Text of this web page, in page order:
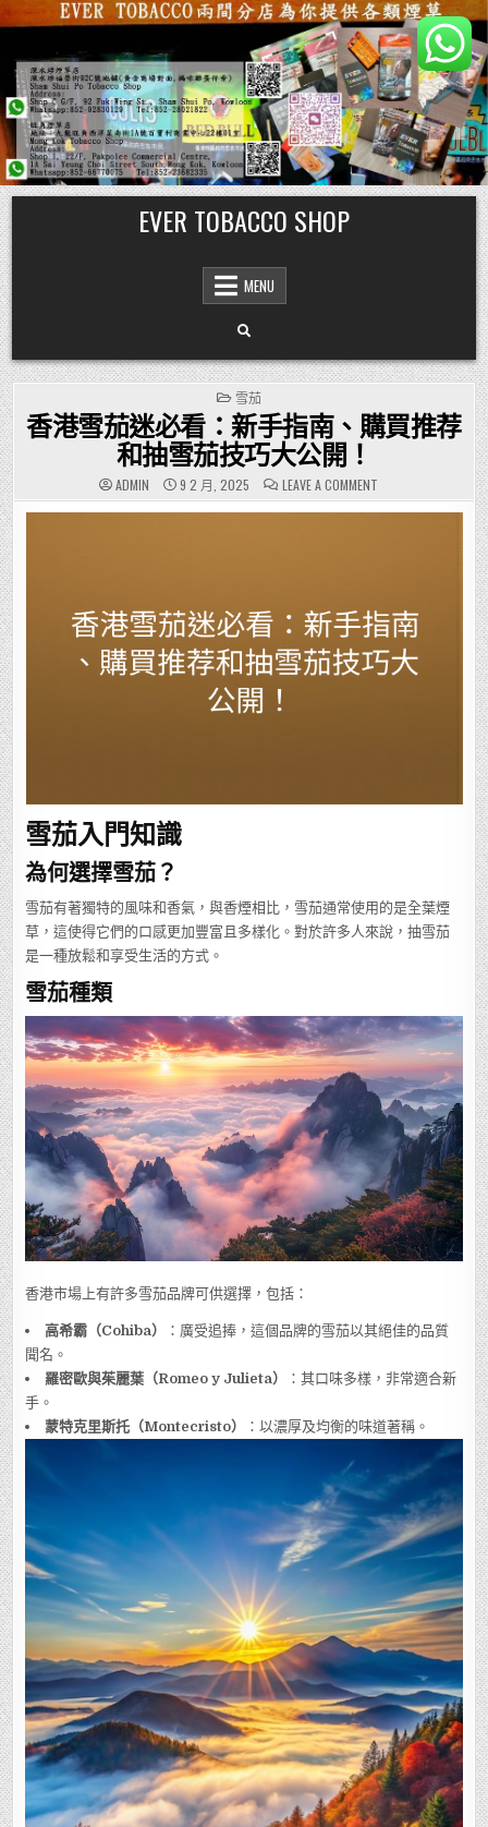
Skip
to
content
EVER TOBACCO SHOP
MENU
POSTED
IN
雪茄
香港雪茄迷必看：新手指南、購買推荐
和抽雪茄技巧大公開！
ADMIN 9 2 月, 2025 LEAVE A COMMENT
香
港
指
南、
購
買
推
荐
雪茄入門知識
為何選擇雪茄？
雪茄有著獨特的風味和香氣，與香煙相比，雪茄通常使用的是全葉煙
草，這使得它們的口感更加豐富且多樣化。對於許多人來說，抽雪茄
是一種放鬆和享受生活的方式。
雪茄種類
香港市場上有許多雪茄品牌可供選擇，包括：
高希霸（Cohiba）
：廣受追捧，這個品牌的雪茄以其絕佳的品質
聞名。
羅密歐與茱麗葉（Romeo y Julieta）
：其口味多樣，非常適合新
手。
蒙特克里斯托（Montecristo）
：以濃厚及均衡的味道著稱。